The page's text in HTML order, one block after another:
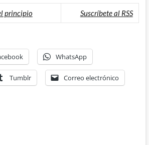
principio Suscríbete al RSS
WhatsApp
Tumblr Correo electrónico